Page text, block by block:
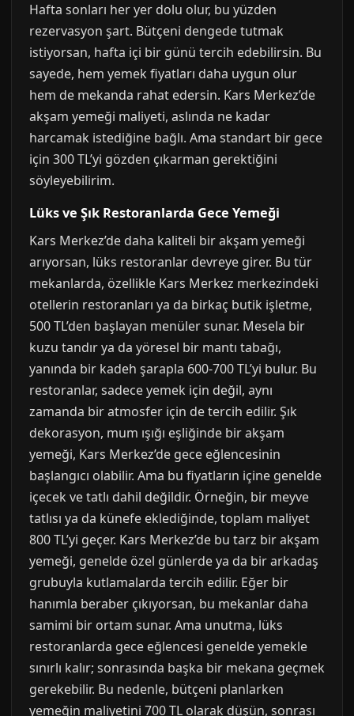
Hafta sonları her yer dolu olur, bu yüzden
rezervasyon şart. Bütçeni dengede tutmak
istiyorsan, hafta içi bir günü tercih edebilirsin. Bu
sayede, hem yemek fiyatları daha uygun olur
hem de mekanda rahat edersin. Kars Merkez’de
akşam yemeği maliyeti, aslında ne kadar
harcamak istediğine bağlı. Ama standart bir gece
için 300 TL’yi gözden çıkarman gerektiğini
söyleyebilirim.
Lüks ve Şık Restoranlarda Gece Yemeği
Kars Merkez’de daha kaliteli bir akşam yemeği
arıyorsan, lüks restoranlar devreye girer. Bu tür
mekanlarda, özellikle Kars Merkez merkezindeki
otellerin restoranları ya da birkaç butik işletme,
500 TL’den başlayan menüler sunar. Mesela bir
kuzu tandır ya da yöresel bir mantı tabağı,
yanında bir kadeh şarapla 600-700 TL’yi bulur. Bu
restoranlar, sadece yemek için değil, aynı
zamanda bir atmosfer için de tercih edilir. Şık
dekorasyon, mum ışığı eşliğinde bir akşam
yemeği, Kars Merkez’de gece eğlencesinin
başlangıcı olabilir. Ama bu fiyatların içine genelde
içecek ve tatlı dahil değildir. Örneğin, bir meyve
tatlısı ya da künefe eklediğinde, toplam maliyet
800 TL’yi geçer. Kars Merkez’de bu tarz bir akşam
yemeği, genelde özel günlerde ya da bir arkadaş
grubuyla kutlamalarda tercih edilir. Eğer bir
hanımla beraber çıkıyorsan, bu mekanlar daha
samimi bir ortam sunar. Ama unutma, lüks
restoranlarda gece eğlencesi genelde yemekle
sınırlı kalır; sonrasında başka bir mekana geçmek
gerekebilir. Bu nedenle, bütçeni planlarken
yemeğin maliyetini 700 TL olarak düşün, sonrası